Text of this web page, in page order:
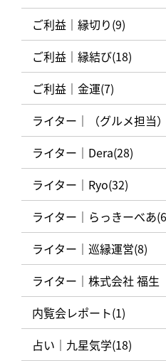
ご利益｜縁切り(9)
ご利益｜縁結び(18)
ご利益｜金運(7)
ライター｜（グルメ担当
ライター｜Dera(28)
ライター｜Ryo(32)
ライター｜らっきーべあ
ライター｜巡縁運営(8)
ライター｜株式会社 福
内覧会レポート(1)
占い｜九星気学(18)